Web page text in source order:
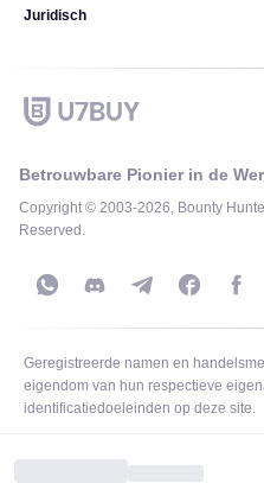
Betrouwbare Pionier in de
Copyright © 2003-2026, Bounty
Reserved.
Juridisch
Geregistreerde namen en
eigendom van hun respectieve
identificatiedoeleinden op deze site.